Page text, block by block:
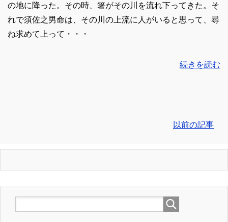
の地に降った。その時、箸がその川を流れ下ってきた。そ
れで須佐之男命は、その川の上流に人がいると思って、尋
ね求めて上って・・・
続きを読む
以前の記事